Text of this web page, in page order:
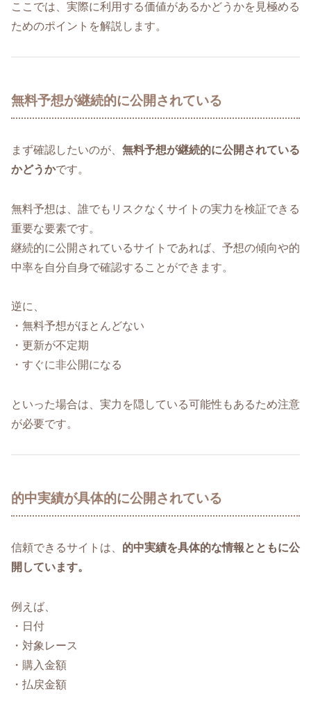
ここでは、実際に利用する価値があるかどうかを見極める
ためのポイントを解説します。
無料予想が継続的に公開されている
まず確認したいのが、 無料予想が継続的に公開されている
かどうかです。
無料予想は、誰でもリスクなくサイトの実力を検証できる
重要な要素です。
継続的に公開されているサイトであれば、予想の傾向や的
中率を自分自身で確認することができます。
逆に、
・無料予想がほとんどない
・更新が不定期
・すぐに非公開になる
といった場合は、実力を隠している可能性もあるため注意
が必要です。
的中実績が具体的に公開されている
信頼できるサイトは、 的中実績を具体的な情報とともに公
開しています。
例えば、
・日付
・対象レース
・購入金額
・払戻金額